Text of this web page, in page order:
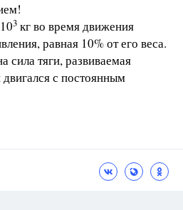
3 кг во время движения
равная 10% от его веса.
сила тяги, развиваемая
с постоянным